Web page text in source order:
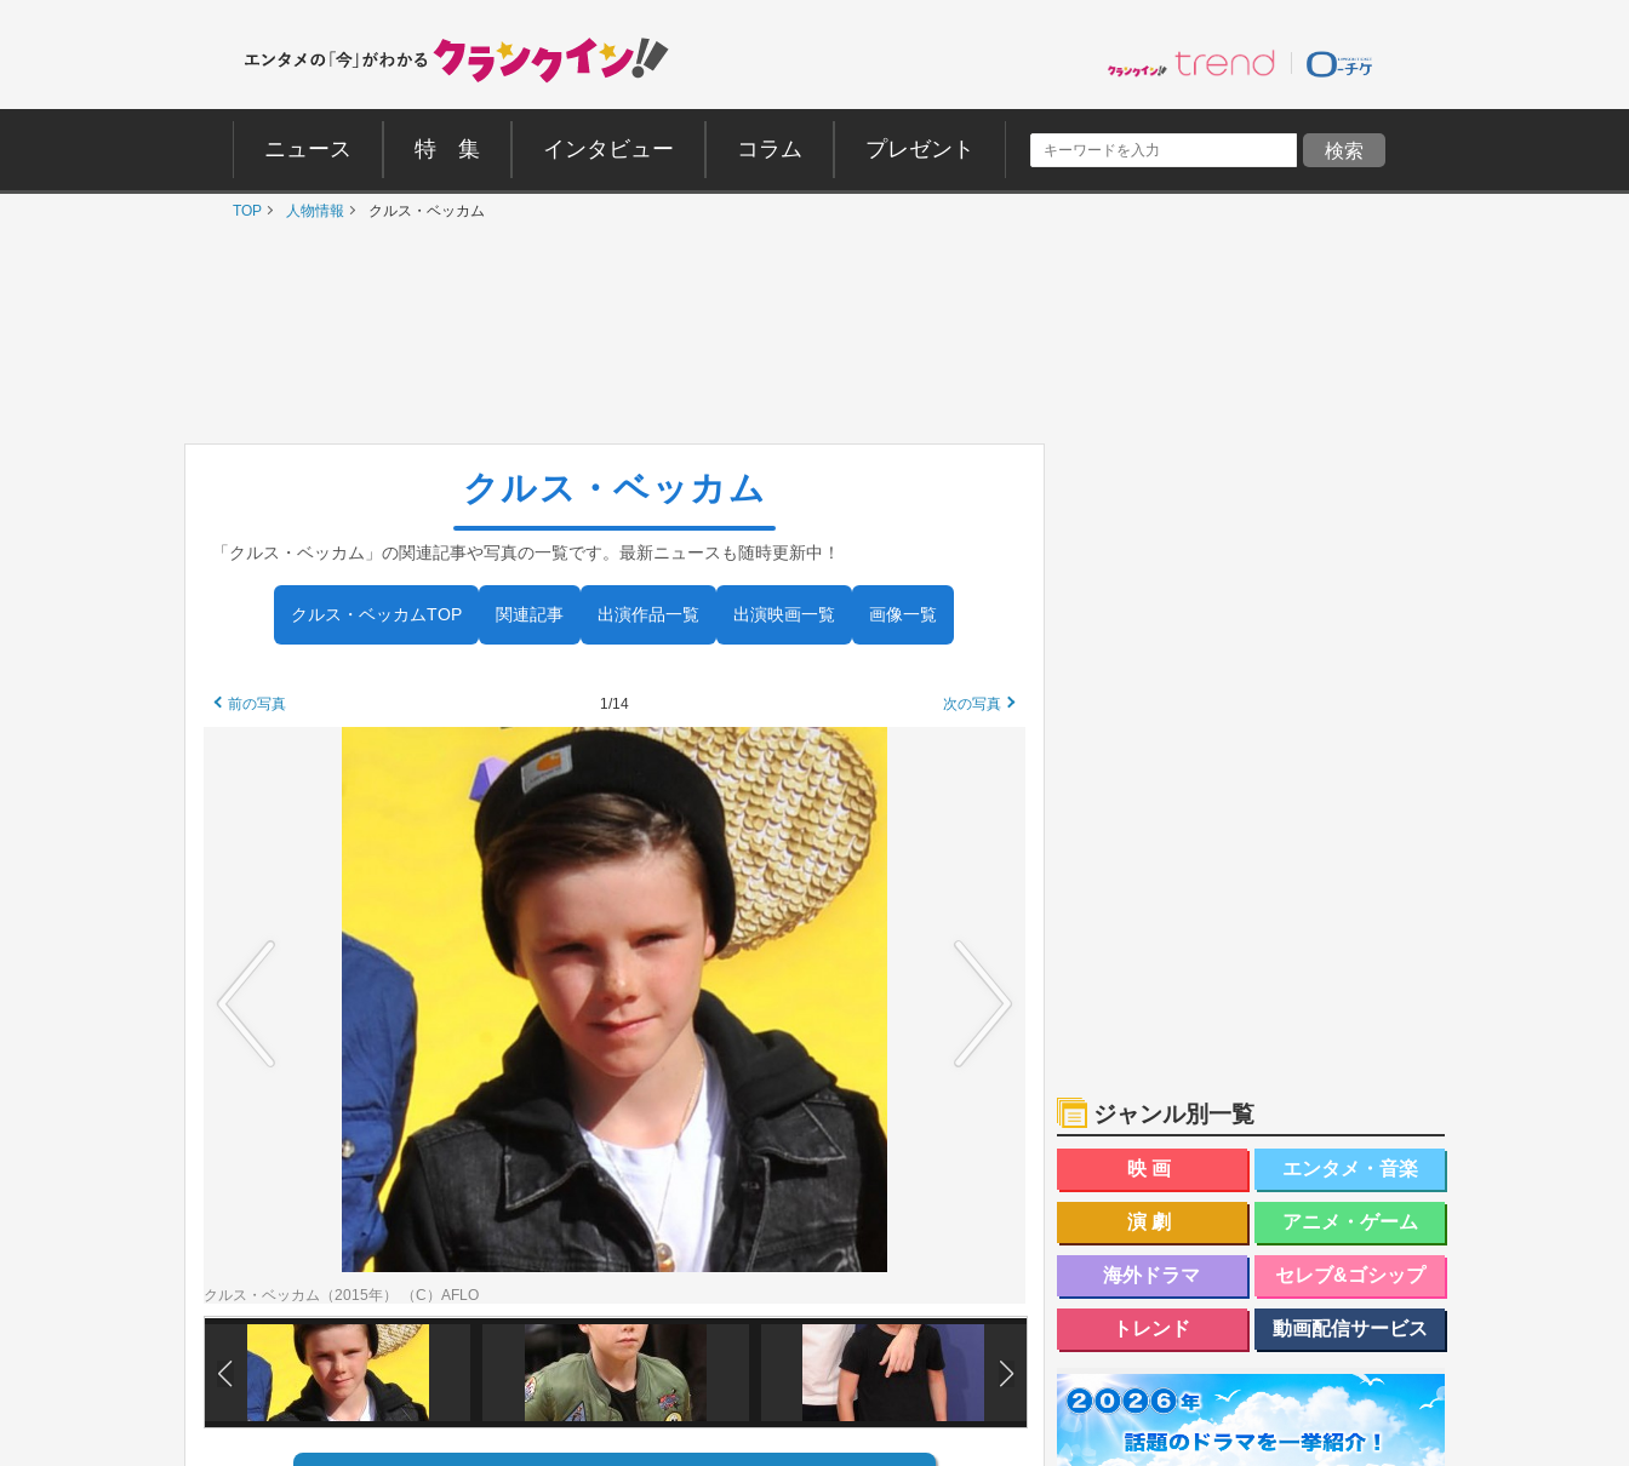
ニュース 特 集 インタビュー コラム プレゼント
TOP 人物情報 クルス・ベッカム
クルス・ベッカム
「クルス・ベッカム」の関連記事や写真の一覧です。最新ニュースも随時更新中！
クルス・ベッカムTOP 関連記事 出演作品一覧 出演映画一覧 画像一覧
前の写真 1/14 次の写真
クルス・ベッカム（2015年） （C）AFLO
ジャンル別一覧
映画 エンタメ・音楽
演劇 アニメ・ゲーム
海外ドラマ セレブ&ゴシップ
トレンド 動画配信サービス